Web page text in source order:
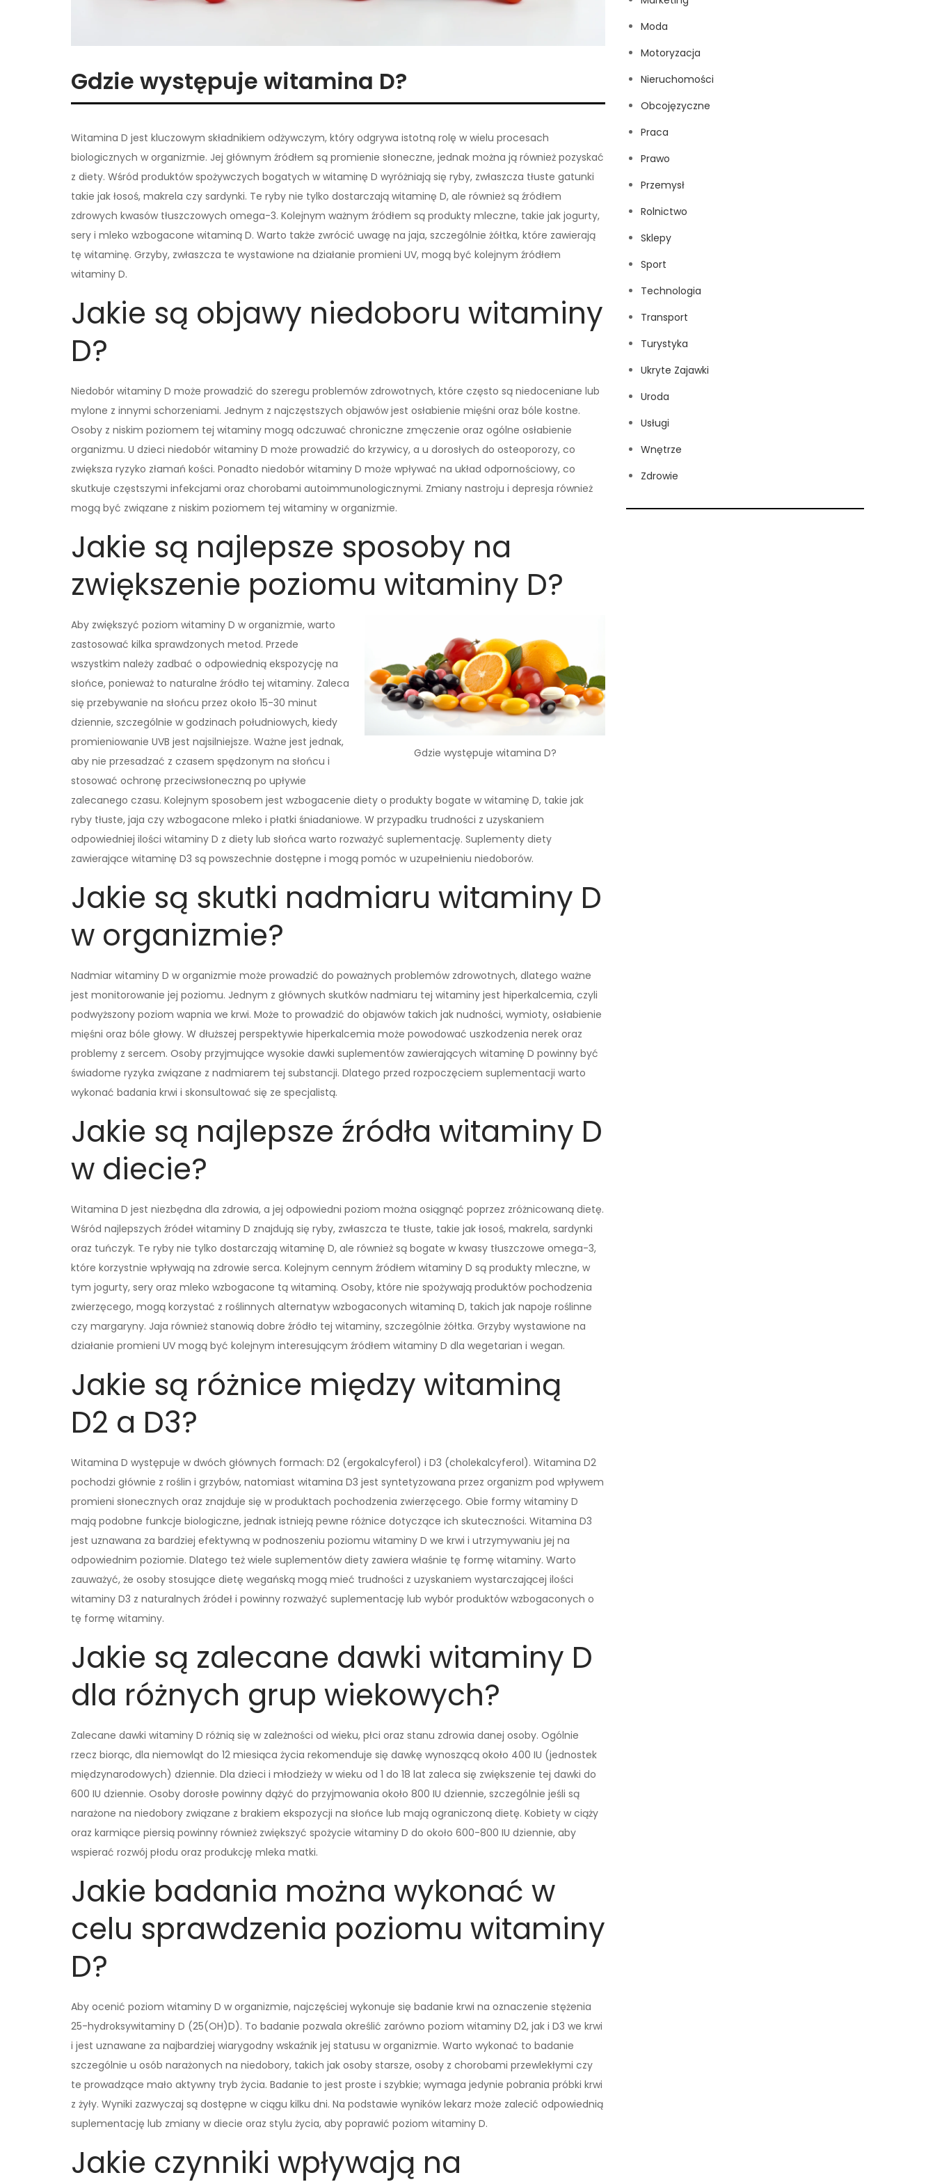
Gdzie występuje witamina D?
Witamina D jest kluczowym składnikiem odżywczym, który odgrywa istotną rolę w wielu procesach
biologicznych w organizmie. Jej głównym źródłem są promienie słoneczne, jednak można ją również pozyskać
z diety. Wśród produktów spożywczych bogatych w witaminę D wyróżniają się ryby, zwłaszcza tłuste gatunki
takie jak łosoś, makrela czy sardynki. Te ryby nie tylko dostarczają witaminę D, ale również są źródłem
zdrowych kwasów tłuszczowych omega-3. Kolejnym ważnym źródłem są produkty mleczne, takie jak jogurty,
sery i mleko wzbogacone witaminą D. Warto także zwrócić uwagę na jaja, szczególnie żółtka, które zawierają
tę witaminę. Grzyby, zwłaszcza te wystawione na działanie promieni UV, mogą być kolejnym źródłem
witaminy D.
Jakie są objawy niedoboru witaminy
D?
Niedobór witaminy D może prowadzić do szeregu problemów zdrowotnych, które często są niedoceniane lub
mylone z innymi schorzeniami. Jednym z najczęstszych objawów jest osłabienie mięśni oraz bóle kostne.
Osoby z niskim poziomem tej witaminy mogą odczuwać chroniczne zmęczenie oraz ogólne osłabienie
organizmu. U dzieci niedobór witaminy D może prowadzić do krzywicy, a u dorosłych do osteoporozy, co
zwiększa ryzyko złamań kości. Ponadto niedobór witaminy D może wpływać na układ odpornościowy, co
skutkuje częstszymi infekcjami oraz chorobami autoimmunologicznymi. Zmiany nastroju i depresja również
mogą być związane z niskim poziomem tej witaminy w organizmie.
Jakie są najlepsze sposoby na
zwiększenie poziomu witaminy D?
Gdzie występuje witamina D?
Aby zwiększyć poziom witaminy D w organizmie, warto
zastosować kilka sprawdzonych metod. Przede
wszystkim należy zadbać o odpowiednią ekspozycję na
słońce, ponieważ to naturalne źródło tej witaminy. Zaleca
się przebywanie na słońcu przez około 15-30 minut
dziennie, szczególnie w godzinach południowych, kiedy
promieniowanie UVB jest najsilniejsze. Ważne jest jednak,
aby nie przesadzać z czasem spędzonym na słońcu i
stosować ochronę przeciwsłoneczną po upływie
zalecanego czasu. Kolejnym sposobem jest wzbogacenie diety o produkty bogate w witaminę D, takie jak
ryby tłuste, jaja czy wzbogacone mleko i płatki śniadaniowe. W przypadku trudności z uzyskaniem
odpowiedniej ilości witaminy D z diety lub słońca warto rozważyć suplementację. Suplementy diety
zawierające witaminę D3 są powszechnie dostępne i mogą pomóc w uzupełnieniu niedoborów.
Jakie są skutki nadmiaru witaminy D
w organizmie?
Nadmiar witaminy D w organizmie może prowadzić do poważnych problemów zdrowotnych, dlatego ważne
jest monitorowanie jej poziomu. Jednym z głównych skutków nadmiaru tej witaminy jest hiperkalcemia, czyli
podwyższony poziom wapnia we krwi. Może to prowadzić do objawów takich jak nudności, wymioty, osłabienie
mięśni oraz bóle głowy. W dłuższej perspektywie hiperkalcemia może powodować uszkodzenia nerek oraz
problemy z sercem. Osoby przyjmujące wysokie dawki suplementów zawierających witaminę D powinny być
świadome ryzyka związane z nadmiarem tej substancji. Dlatego przed rozpoczęciem suplementacji warto
wykonać badania krwi i skonsultować się ze specjalistą.
Jakie są najlepsze źródła witaminy D
w diecie?
Witamina D jest niezbędna dla zdrowia, a jej odpowiedni poziom można osiągnąć poprzez zróżnicowaną dietę.
Wśród najlepszych źródeł witaminy D znajdują się ryby, zwłaszcza te tłuste, takie jak łosoś, makrela, sardynki
oraz tuńczyk. Te ryby nie tylko dostarczają witaminę D, ale również są bogate w kwasy tłuszczowe omega-3,
które korzystnie wpływają na zdrowie serca. Kolejnym cennym źródłem witaminy D są produkty mleczne, w
tym jogurty, sery oraz mleko wzbogacone tą witaminą. Osoby, które nie spożywają produktów pochodzenia
zwierzęcego, mogą korzystać z roślinnych alternatyw wzbogaconych witaminą D, takich jak napoje roślinne
czy margaryny. Jaja również stanowią dobre źródło tej witaminy, szczególnie żółtka. Grzyby wystawione na
działanie promieni UV mogą być kolejnym interesującym źródłem witaminy D dla wegetarian i wegan.
Jakie są różnice między witaminą
D2 a D3?
Witamina D występuje w dwóch głównych formach: D2 (ergokalcyferol) i D3 (cholekalcyferol). Witamina D2
pochodzi głównie z roślin i grzybów, natomiast witamina D3 jest syntetyzowana przez organizm pod wpływem
promieni słonecznych oraz znajduje się w produktach pochodzenia zwierzęcego. Obie formy witaminy D
mają podobne funkcje biologiczne, jednak istnieją pewne różnice dotyczące ich skuteczności. Witamina D3
jest uznawana za bardziej efektywną w podnoszeniu poziomu witaminy D we krwi i utrzymywaniu jej na
odpowiednim poziomie. Dlatego też wiele suplementów diety zawiera właśnie tę formę witaminy. Warto
zauważyć, że osoby stosujące dietę wegańską mogą mieć trudności z uzyskaniem wystarczającej ilości
witaminy D3 z naturalnych źródeł i powinny rozważyć suplementację lub wybór produktów wzbogaconych o
tę formę witaminy.
Jakie są zalecane dawki witaminy D
dla różnych grup wiekowych?
Zalecane dawki witaminy D różnią się w zależności od wieku, płci oraz stanu zdrowia danej osoby. Ogólnie
rzecz biorąc, dla niemowląt do 12 miesiąca życia rekomenduje się dawkę wynoszącą około 400 IU (jednostek
międzynarodowych) dziennie. Dla dzieci i młodzieży w wieku od 1 do 18 lat zaleca się zwiększenie tej dawki do
600 IU dziennie. Osoby dorosłe powinny dążyć do przyjmowania około 800 IU dziennie, szczególnie jeśli są
narażone na niedobory związane z brakiem ekspozycji na słońce lub mają ograniczoną dietę. Kobiety w ciąży
oraz karmiące piersią powinny również zwiększyć spożycie witaminy D do około 600-800 IU dziennie, aby
wspierać rozwój płodu oraz produkcję mleka matki.
Jakie badania można wykonać w
celu sprawdzenia poziomu witaminy
D?
Aby ocenić poziom witaminy D w organizmie, najczęściej wykonuje się badanie krwi na oznaczenie stężenia
25-hydroksywitaminy D (25(OH)D). To badanie pozwala określić zarówno poziom witaminy D2, jak i D3 we krwi
i jest uznawane za najbardziej wiarygodny wskaźnik jej statusu w organizmie. Warto wykonać to badanie
szczególnie u osób narażonych na niedobory, takich jak osoby starsze, osoby z chorobami przewlekłymi czy
te prowadzące mało aktywny tryb życia. Badanie to jest proste i szybkie; wymaga jedynie pobrania próbki krwi
z żyły. Wyniki zazwyczaj są dostępne w ciągu kilku dni. Na podstawie wyników lekarz może zalecić odpowiednią
suplementację lub zmiany w diecie oraz stylu życia, aby poprawić poziom witaminy D.
Jakie czynniki wpływają na
Moda
Motoryzacja
Nieruchomości
Obcojęzyczne
Praca
Prawo
Przemysł
Rolnictwo
Sklepy
Sport
Technologia
Transport
Turystyka
Ukryte Zajawki
Uroda
Usługi
Wnętrze
Zdrowie